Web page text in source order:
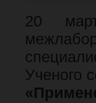
20
Ученого